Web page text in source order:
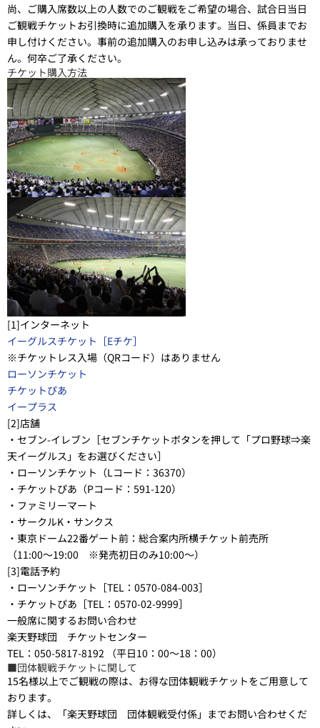
尚、ご購入席数以上の人数でのご観戦をご希望の場合、試合日当日
ご観戦チケットお引換時に追加購入を承ります。当日、係員までお
申し付けください。事前の追加購入のお申し込みは承っておりませ
ん。何卒ご了承ください。
チケット購入方法
[1]インターネット
イーグルスチケット［Eチケ］
※チケットレス入場（QRコード）はありません
ローソンチケット
チケットぴあ
イープラス
[2]店舗
・セブン-イレブン［セブンチケットボタンを押して「プロ野球⇒楽
天イーグルス」をお選びください］
・ローソンチケット（Lコード：36370）
・チケットぴあ（Pコード：591-120）
・ファミリーマート
・サークルK・サンクス
・東京ドーム22番ゲート前：総合案内所横チケット前売所
（11:00～19:00 ※発売初日のみ10:00～）
[3]電話予約
・ローソンチケット［TEL：0570-084-003］
・チケットぴあ［TEL：0570-02-9999］
一般席に関するお問い合わせ
楽天野球団 チケットセンター
TEL：050-5817-8192 （平日10：00～18：00）
■団体観戦チケットに関して
15名様以上でご観戦の際は、お得な団体観戦チケットをご用意して
おります。
詳しくは、「楽天野球団 団体観戦受付係」までお問い合わせくだ